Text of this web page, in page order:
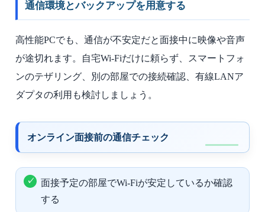
通信環境とバックアップを用意する
高性能PCでも、通信が不安定だと面接中に映像や音声
が途切れます。自宅Wi-Fiだけに頼らず、スマートフォ
ンのテザリング、別の部屋での接続確認、有線LANア
ダプタの利用も検討しましょう。
オンライン面接前の通信チェック
面接予定の部屋でWi-Fiが安定しているか確認
する